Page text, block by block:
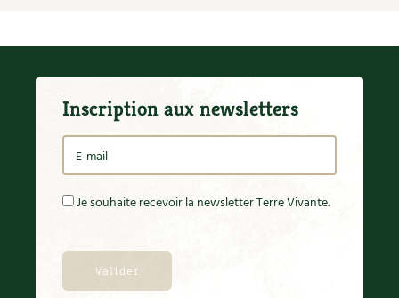
Inscription aux newsletters
Je souhaite recevoir la newsletter Terre Vivante.